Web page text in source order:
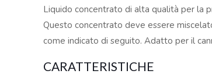
Liquido concentrato di alta qualità per la
Questo concentrato deve essere
come indicato di seguito. Adatto per il
CARATTERISTICHE